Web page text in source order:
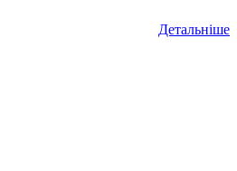
Детальніше